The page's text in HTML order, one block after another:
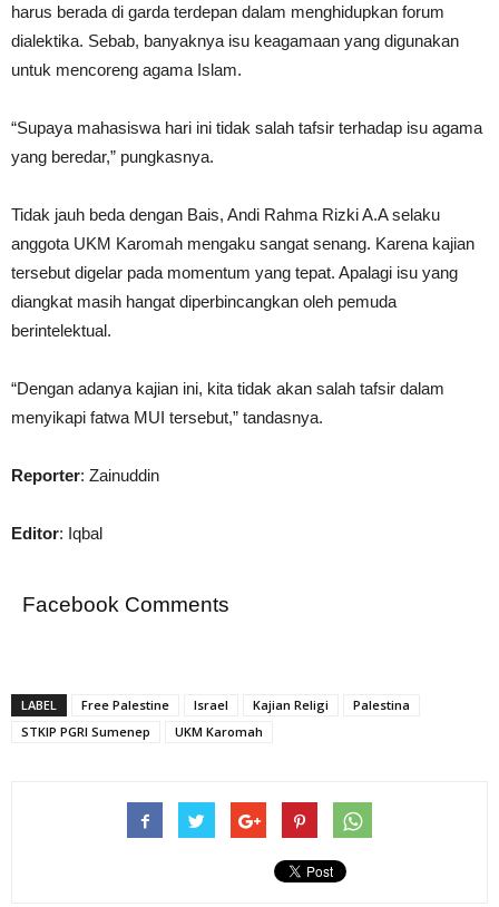
harus berada di garda terdepan dalam menghidupkan forum
dialektika. Sebab, banyaknya isu keagamaan yang digunakan
untuk mencoreng agama Islam.
“Supaya mahasiswa hari ini tidak salah tafsir terhadap isu agama
yang beredar,” pungkasnya.
Tidak jauh beda dengan Bais, Andi Rahma Rizki A.A selaku
anggota UKM Karomah mengaku sangat senang. Karena kajian
tersebut digelar pada momentum yang tepat. Apalagi isu yang
diangkat masih hangat diperbincangkan oleh pemuda
berintelektual.
“Dengan adanya kajian ini, kita tidak akan salah tafsir dalam
menyikapi fatwa MUI tersebut,” tandasnya.
Reporter: Zainuddin
Editor: Iqbal
Facebook Comments
LABEL Free Palestine Israel Kajian Religi
Palestina
STKIP PGRI Sumenep
UKM Karomah